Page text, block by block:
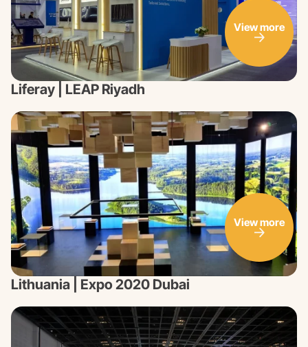
Liferay | LEAP Riyadh
View more
Lithuania | Expo 2020 Dubai
View more